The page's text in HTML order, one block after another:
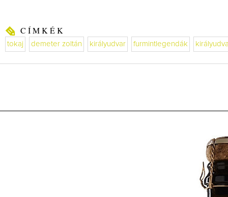
CÍMKÉK
tokaj demeter zoltán királyudvar furmintlegendák